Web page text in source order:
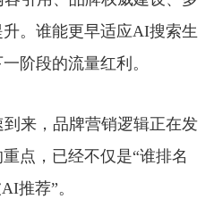
。谁能更早适应AI搜索生
阶段的流量红利。
来，品牌营销逻辑正在发
点，已经不仅是“谁排名
推荐”。